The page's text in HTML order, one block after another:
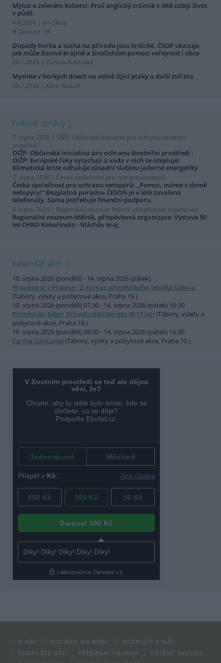
Mýtus o zeleném koberci: Proč anglický trávník v létě zabíjí život
v půdě
4.8.2026 | Jan Skala
Diskuse: 34
Dopady horka a sucha na přírodu jsou kritické. ČSOP ukazuje,
jak může žíznivé krajině a živočichům pomoci veřejnost i obce
29.7.2026 | Zuzana Kučerová
Myslete v horkých dnech na volně žijící ptáky a další zvířata
28.7.2026 | Karel Makoň
tiskové zprávy
7. srpna 2026 | OIŽP- Občanská iniciativa pro ochranu životního
prostředí
OIŽP- Občanská iniciativa pro ochranu životního prostředí :
OIŽP: Evropské řeky vysychají a voda v nich se otepluje:
Klimatická krize odhaluje zásadní slabinu jaderné energetiky
7. srpna 2026 | Česká společnost pro ochranu netopýrů
Česká společnost pro ochranu netopýrů: „Pomoc, máme v domě
netopýry!“ Bezplatná poradna ČESON je v létě zavalena
telefonáty. Sama potřebuje finanční podporu.
6. srpna 2026 | Regionální muzeum Mělník, příspěvková organizace
Regionální muzeum Mělník, příspěvková organizace: Výstava 50
let CHKO Kokořínsko - Máchův kraj
kalendář akcí
10. srpna 2026 (pondělí) - 14. srpna 2026 (pátek)
Hrajeme si v Pralese - 2. turnus příměstského letního tábora
(Tábory, výlety a pobytové akce, Praha 19 )
10. srpna 2026 (pondělí) 07:30 - 14. srpna 2026 (pátek) 16:30
Příměstský tábor Přírodovědecké léto (8-11 let)(Tábory, výlety a
pobytové akce, Praha 18 )
10. srpna 2026 (pondělí) 08:00 - 14. srpna 2026 (pátek) 16:30
Farma CityCamp (Tábory, výlety a pobytové akce, Praha 10 )
O NÁS NOVINKY NA WEBU
INZERUJTE U NÁS
PODPOŘTE NÁS
PŘEBÍRÁNÍ OBSAHU
TIŠTĚNÝ EKOLIST